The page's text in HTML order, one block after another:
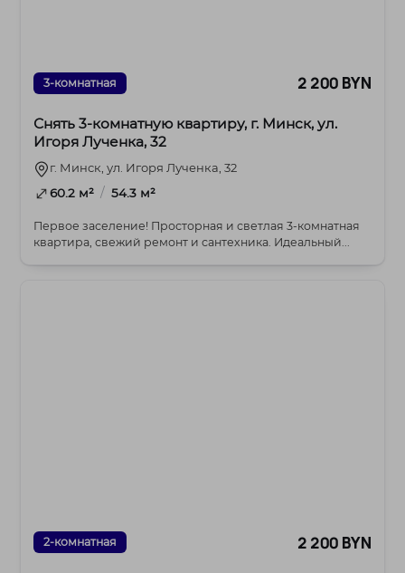
3-комнатная 2 200 BYN
Снять 3-комнатную квартиру, г. Минск, ул.
Игоря Лученка, 32
г. Минск, ул. Игоря Лученка, 32
60.2 м² / 54.3 м²
Первое заселение! Просторная и светлая 3-комнатная
квартира, свежий ремонт и сантехника. Идеальный...
2-комнатная 2 200 BYN